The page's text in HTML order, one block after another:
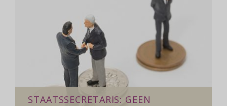
STAATSSECRETARIS: GEEN